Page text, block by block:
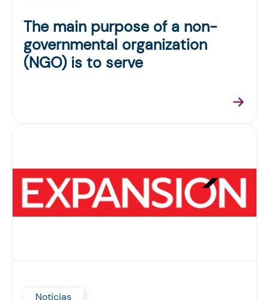
The main purpose of a non-
governmental organization
(NGO) is to serve
Noticias